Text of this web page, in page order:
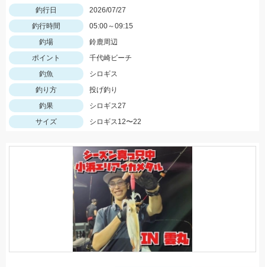
釣行日
2026/07/27
釣行時間
05:00～09:15
釣場
鈴鹿周辺
ポイント
千代崎ビーチ
釣魚
シロギス
釣り方
投げ釣り
釣果
シロギス27
サイズ
シロギス12〜22